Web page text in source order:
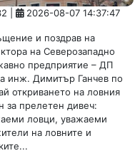
| 2026-08-07 14:37:47
и поздрав на
на Северозападно
предприятие – ДП
инж. Димитър Ганчев по
откриването на ловния
за прелетен дивеч:
ловци, уважаеми
на ловните и